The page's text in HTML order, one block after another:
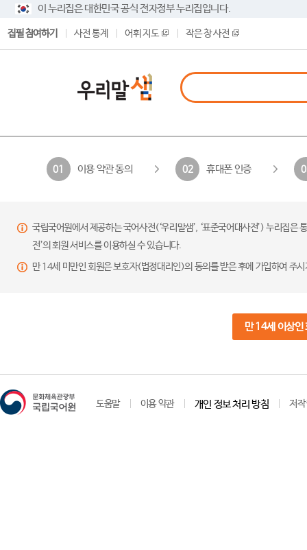
이 누리집은 대한민국 공식 전자정부 누리집입니다.
집필 참여하기 사전 통계 어휘 지도 작은 창 사전
01 이용 약관 동의 02 휴대폰 인증
국립국어원에서 제공하는 국어사전(‘우리말샘’, ‘표준국어대사전’) 누리집
전’의 회원 서비스를 이용하실 수 있습니다.
만 14세 미만인 회원은 보호자(법정대리인)의 동의를 받은 후에 가입하여 주
만 14세 이상인
도움말 이용 약관 개인 정보 처리 방침 저